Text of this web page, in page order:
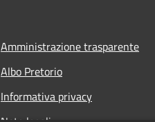
Amministrazione trasparente
Albo Pretorio
Informativa privacy